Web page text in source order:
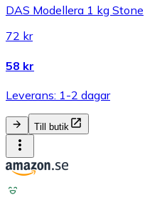
DAS Modellera 1 kg Stone
72 kr
58 kr
Leverans: 1-2 dagar
Till butik